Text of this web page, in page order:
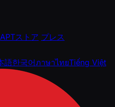
APTストア プレス
語한국어ภาษาไทยTiếng Việt